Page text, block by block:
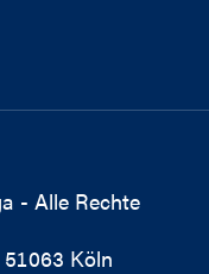
- Alle Rechte
Köln